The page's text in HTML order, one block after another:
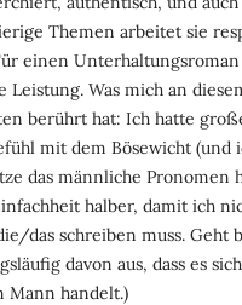
Themen arbeitet sie
einen
Leistung. Was mich an
berührt hat: Ich hatte
mit dem Bösewicht (und
das männliche Pronomen
halber, damit ich
das schreiben muss. Geht
davon aus, dass es
Mann handelt.)